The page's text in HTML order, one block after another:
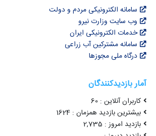
سامانه الکترونیکی مردم و دولت
وب سایت وزارت نیرو
خدمات الکترونیکی ایران
سامانه مشترکین آب زراعی
درگاه ملی مجوزها
آمار بازدیدکنندگان
کاربران آنلاین : 60
بیشترین بازدید همزمان : 1624
بازدید امروز : 2,735